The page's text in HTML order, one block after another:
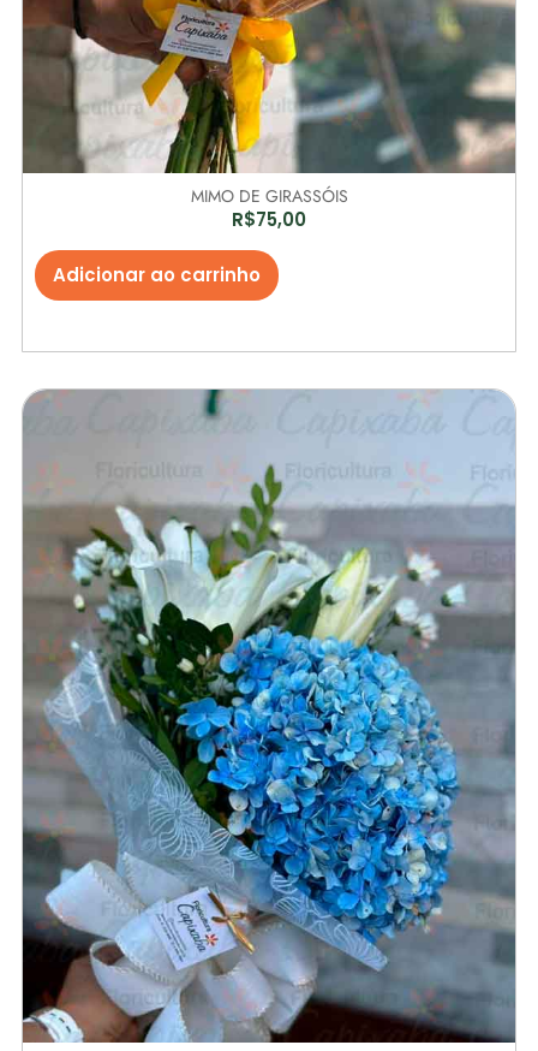
MIMO DE GIRASSÓIS
R$75,00
Adicionar ao carrinho